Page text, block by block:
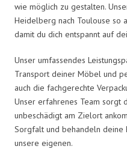
wie möglich zu gestalten.
Heidelberg nach Toulouse so
damit du dich entspannt auf
Unser umfassendes
Transport deiner Möbel und
auch die fachgerechte
Unser erfahrenes Team sorgt
unbeschädigt am Zielort
Sorgfalt und behandeln deine
unsere eigenen.